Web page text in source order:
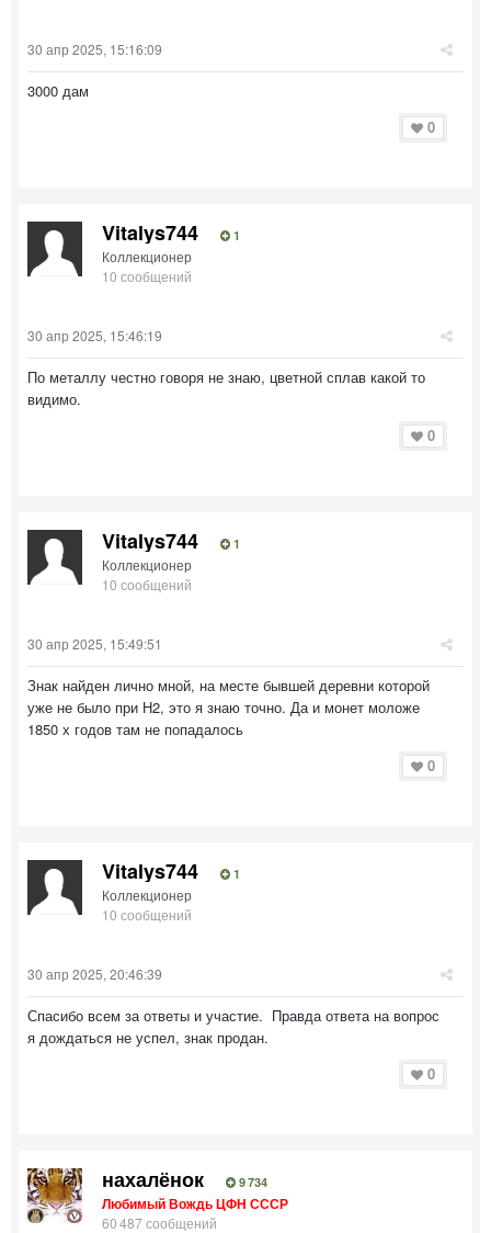
30 апр 2025, 15:16:09
3000 дам
0
Vitalys744 1
Коллекционер
10 сообщений
30 апр 2025, 15:46:19
По металлу честно говоря не знаю, цветной сплав какой то
видимо.
0
Vitalys744 1
Коллекционер
10 сообщений
30 апр 2025, 15:49:51
Знак найден лично мной, на месте бывшей деревни которой
уже не было при Н2, это я знаю точно. Да и монет моложе
1850 х годов там не попадалось
0
Vitalys744 1
Коллекционер
10 сообщений
30 апр 2025, 20:46:39
Спасибо всем за ответы и участие. Правда ответа на вопрос
я дождаться не успел, знак продан.
0
нахалёнок 9 734
Любимый Вождь ЦФН СССР
60 487 сообщений